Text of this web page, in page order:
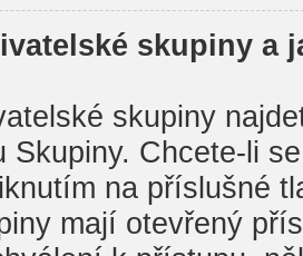
skupiny a
skupiny
Skupiny. Chcete-li
na příslušné
mají otevřený